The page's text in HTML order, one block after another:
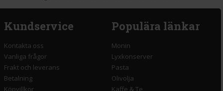
Kundservice
Kontakta oss
Vanliga frågor
Frakt och leverans
Betalning
Köpvillkor
Populära länkar
Monin
Lyxkonserver
Pasta
Olivolja
Kaffe & Te